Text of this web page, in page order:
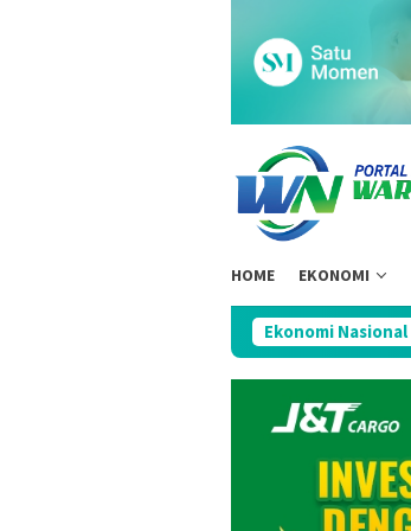
HOME EKONOMI
Ekonomi Nasional
S&P